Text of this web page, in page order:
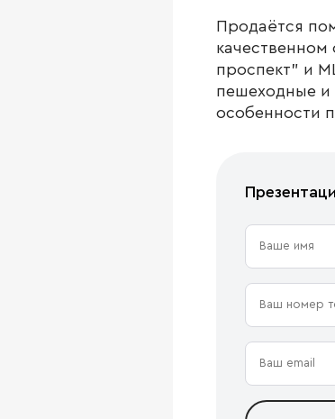
Продаётся
качественном
проспект" и
пешеходные и
особенности